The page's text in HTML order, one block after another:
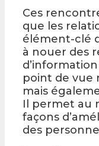
Ces
que les
élément-clé
à nouer des
point de vue
mais
Il permet au
façons
des